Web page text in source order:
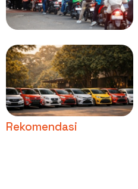
Rekomendasi